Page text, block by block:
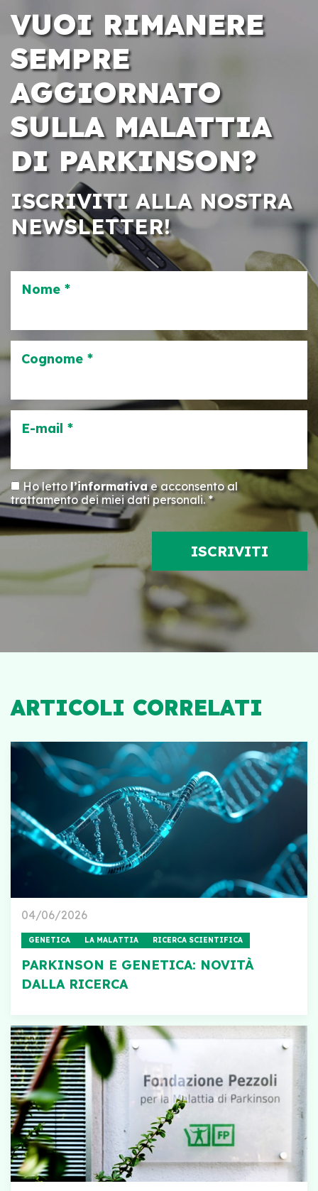
VUOI RIMANERE
SEMPRE
AGGIORNATO
SULLA MALATTIA
DI PARKINSON?
ISCRIVITI ALLA NOSTRA
NEWSLETTER!
Nome *
Cognome *
E-mail *
Ho lettol’informativae acconsento al
trattamento dei miei dati personali. *
ARTICOLI CORRELATI
04/06/2026
GENETICA LA MALATTIA RICERCA SCIENTIFICA
PARKINSON E GENETICA: NOVITÀ
DALLA RICERCA